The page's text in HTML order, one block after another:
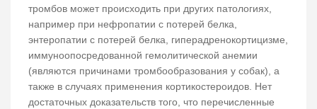
тромбов может происходить при других патологиях,
например при нефропатии с потерей белка,
энтеропатии с потерей белка, гиперадренокортицизме,
иммуноопосредованной гемолитической анемии
(являются причинами тромбообразования у собак), а
также в случаях применения кортикостероидов. Нет
достаточных доказательств того, что перечисленные